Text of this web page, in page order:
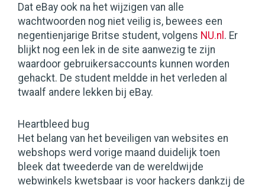
Dat eBay ook na het wijzigen van alle
wachtwoorden nog niet veilig is, bewees een
negentienjarige Britse student, volgens NU.nl . Er
blijkt nog een lek in de site aanwezig te zijn
waardoor gebruikersaccounts kunnen worden
gehackt. De student meldde in het verleden al
twaalf andere lekken bij eBay.
Heartbleed bug
Het belang van het beveiligen van websites en
webshops werd vorige maand duidelijk toen
bleek dat tweederde van de wereldwijde
webwinkels kwetsbaar is voor hackers dankzij de